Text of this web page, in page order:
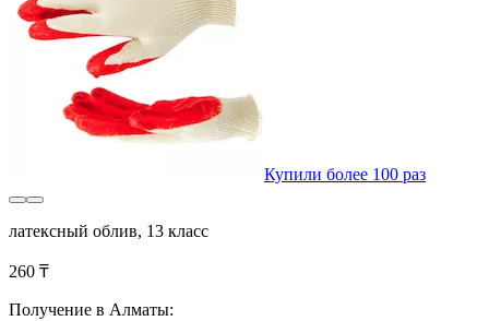
Купили более 100 раз
латексный облив, 13 класс
260 ₸
Получение в Алматы: